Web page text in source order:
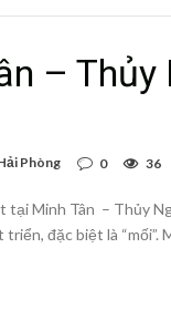
–
Phòng 0 36
tại Minh Tân – Thủy
đặc biệt là “mối”.